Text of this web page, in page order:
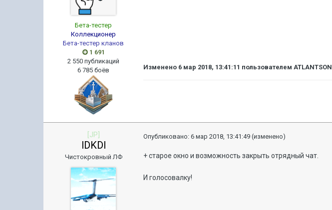
Бета-тестер
Коллекционер
Бета-тестер кланов
1 691
2 550 публикаций
6 785 боёв
Изменено 6 мар 2018, 13:41:11 пользователем ATLANTSON
[JP]
lDKDl
Чистокровный ЛФ
Опубликовано:6 мар 2018, 13:41:49 (изменено)
+ старое окно и возможность закрыть отрядный чат.
И голосовалку!